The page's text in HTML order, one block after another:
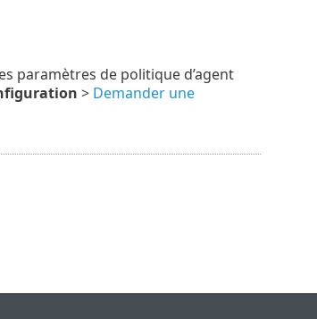
paramètres de politique d’agent
> Demander une